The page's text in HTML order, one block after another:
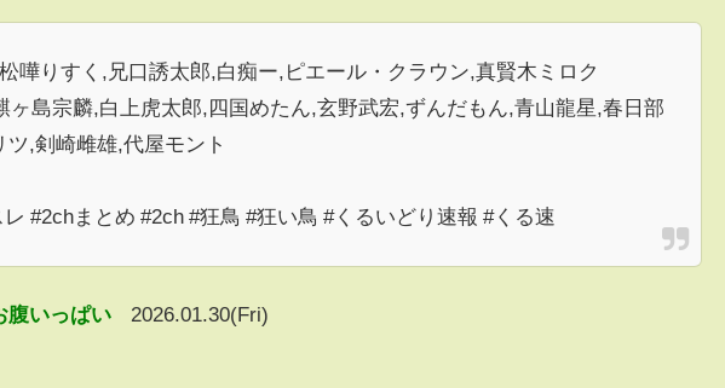
嘩りすく,兄口誘太郎,白痴ー,ピエール・クラウン,真賢木ミロク
ヶ島宗麟,白上虎太郎,四国めたん,玄野武宏,ずんだもん,青山龍星,春日部
ツ,剣崎雌雄,代屋モント
#2chまとめ #2ch #狂鳥 #狂い鳥 #くるいどり速報 #くる速
腹いっぱい
2026.01.30(Fri)